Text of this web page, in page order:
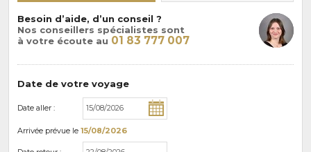
Besoin d’aide, d’un conseil ?
Nos conseillers spécialistes sont
à votre écoute au 01 83 777 007
Date de votre voyage
Date aller :
Arrivée prévue le 15/08/2026